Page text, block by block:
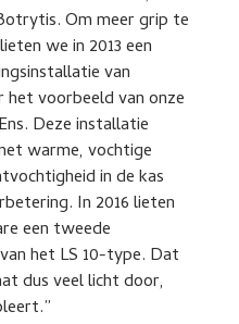
Om meer grip te
we in 2013 een
van
het voorbeeld van onze
Deze installatie
warme, vochtige
in de kas
In 2016 lieten
een tweede
het LS 10-type. Dat
dus veel licht door,